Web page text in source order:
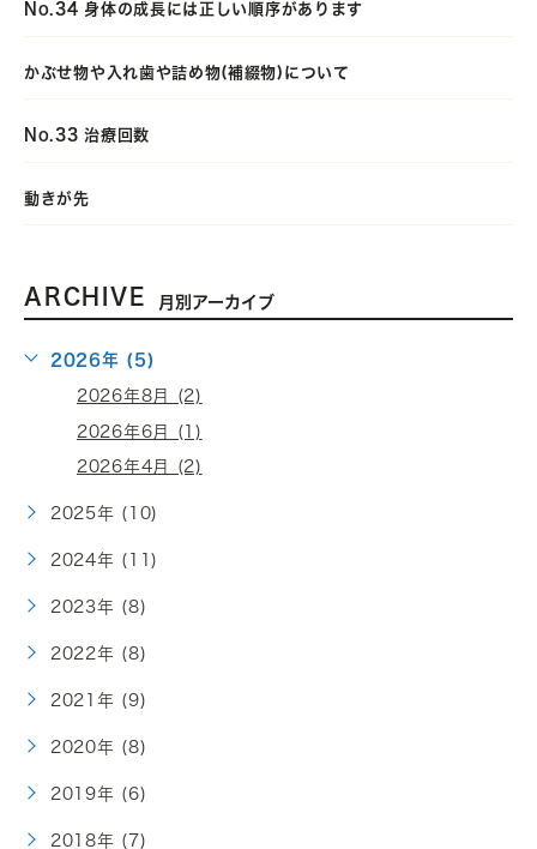
No.34 身体の成長には正しい順序があります
かぶせ物や入れ歯や詰め物(補綴物)について
No.33 治療回数
動きが先
ARCHIVE 月別アーカイブ
2026年 (5)
2026年8月 (2)
2026年6月 (1)
2026年4月 (2)
2025年 (10)
2024年 (11)
2023年 (8)
2022年 (8)
2021年 (9)
2020年 (8)
2019年 (6)
2018年 (7)